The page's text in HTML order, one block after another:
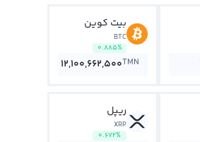
بیت کوین
BTC
0.885%
12,100,662,500TMN
ریپل
XRP
0.672%